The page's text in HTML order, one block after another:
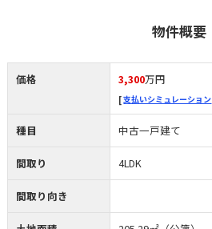
物件概要
価格 3,300万円
支払いシミュレーション
種目 中古一戸建て
間取り 4LDK
間取り向き